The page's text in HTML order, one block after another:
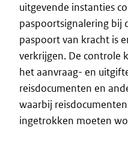
uitgevende instanties
paspoortsignalering bij
paspoort van kracht is
verkrijgen. De controle
het aanvraag- en
reisdocumenten en
waarbij
ingetrokken moeten